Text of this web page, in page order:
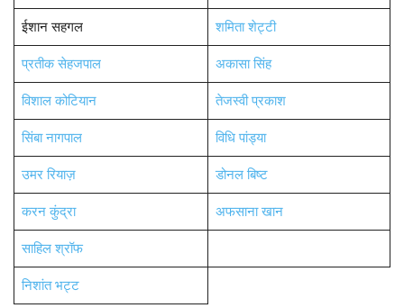
ईशान सहगल शमिता शेट्टी
प्रतीक सेहजपाल अकासा सिंह
विशाल कोटियान तेजस्वी प्रकाश
सिंबा नागपाल विधि पांड्या
उमर रियाज़ डोनल बिष्ट
करन कुंद्रा अफसाना खान
साहिल श्रॉफ
निशांत भट्ट